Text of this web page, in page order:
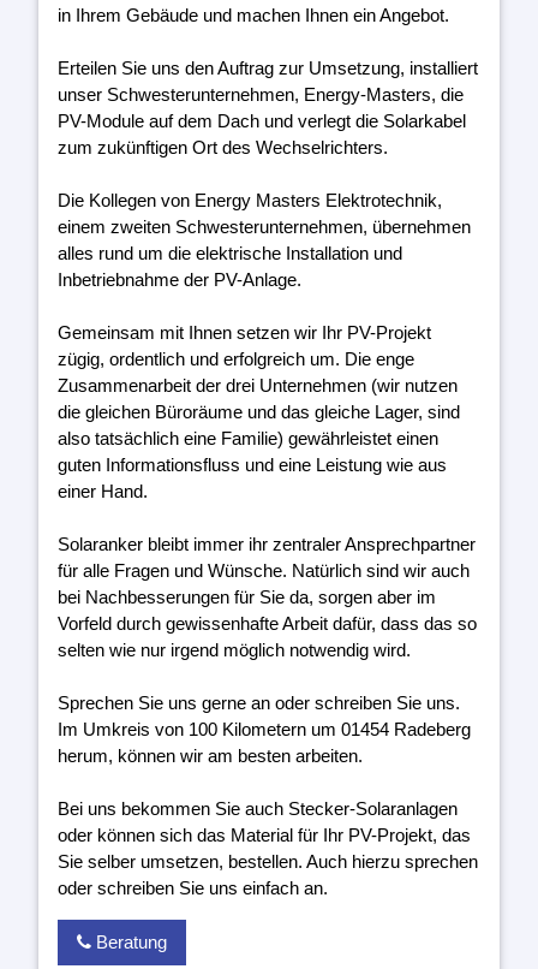
in Ihrem Gebäude und machen Ihnen ein Angebot.
Erteilen Sie uns den Auftrag zur Umsetzung, installiert
unser Schwesterunternehmen, Energy-Masters, die
PV-Module auf dem Dach und verlegt die Solarkabel
zum zukünftigen Ort des Wechselrichters.
Die Kollegen von Energy Masters Elektrotechnik,
einem zweiten Schwesterunternehmen, übernehmen
alles rund um die elektrische Installation und
Inbetriebnahme der PV-Anlage.
Gemeinsam mit Ihnen setzen wir Ihr PV-Projekt
zügig, ordentlich und erfolgreich um. Die enge
Zusammenarbeit der drei Unternehmen (wir nutzen
die gleichen Büroräume und das gleiche Lager, sind
also tatsächlich eine Familie) gewährleistet einen
guten Informationsfluss und eine Leistung wie aus
einer Hand.
Solaranker bleibt immer ihr zentraler Ansprechpartner
für alle Fragen und Wünsche. Natürlich sind wir auch
bei Nachbesserungen für Sie da, sorgen aber im
Vorfeld durch gewissenhafte Arbeit dafür, dass das so
selten wie nur irgend möglich notwendig wird.
Sprechen Sie uns gerne an oder schreiben Sie uns.
Im Umkreis von 100 Kilometern um 01454 Radeberg
herum, können wir am besten arbeiten.
Bei uns bekommen Sie auch Stecker-Solaranlagen
oder können sich das Material für Ihr PV-Projekt, das
Sie selber umsetzen, bestellen. Auch hierzu sprechen
oder schreiben Sie uns einfach an.
Beratung